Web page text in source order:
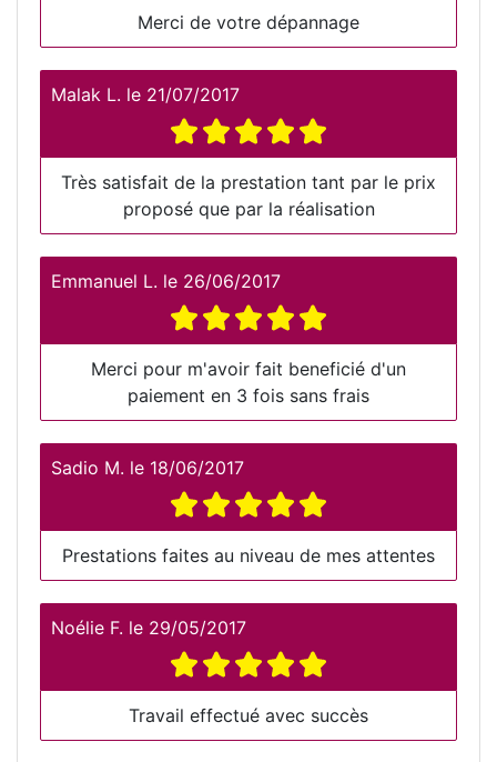
Merci de votre dépannage
Malak L. le 21/07/2017
Très satisfait de la prestation tant par le prix
proposé que par la réalisation
Emmanuel L. le 26/06/2017
Merci pour m'avoir fait beneficié d'un
paiement en 3 fois sans frais
Sadio M. le 18/06/2017
Prestations faites au niveau de mes attentes
Noélie F. le 29/05/2017
Travail effectué avec succès